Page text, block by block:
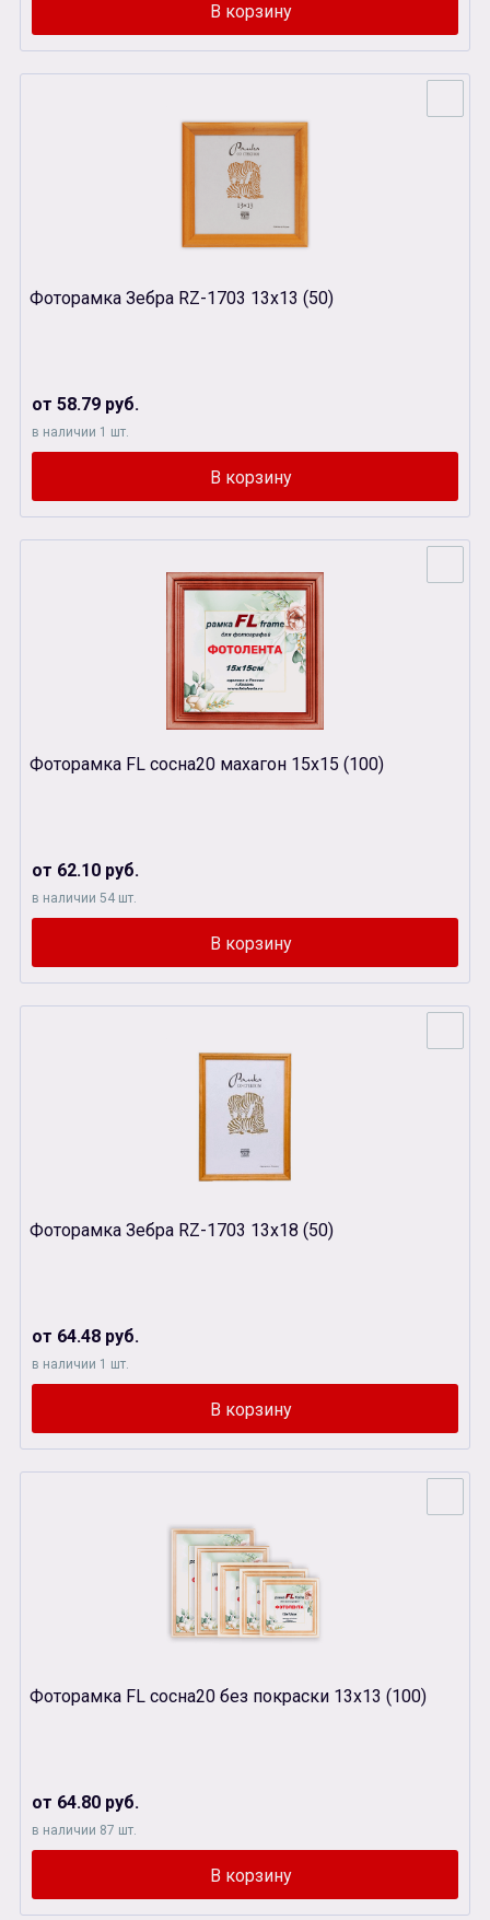
Фоторамка Зебра RZ-1703 13х13 (50)
от 58.79 руб.
в наличии 1 шт.
Фоторамка FL сосна20 махагон 15х15 (100)
от 62.10 руб.
в наличии 54 шт.
Фоторамка Зебра RZ-1703 13х18 (50)
от 64.48 руб.
в наличии 1 шт.
Фоторамка FL сосна20 без покраски 13х13 (100)
от 64.80 руб.
в наличии 87 шт.